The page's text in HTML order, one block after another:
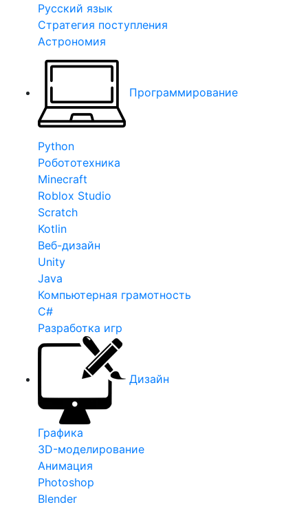
Русский язык
Стратегия поступления
Астрономия
Программирование
Python
Робототехника
Minecraft
Roblox Studio
Scratch
Kotlin
Веб-дизайн
Unity
Java
Компьютерная грамотность
C#
Разработка игр
Дизайн
Графика
3D-моделирование
Анимация
Photoshop
Blender